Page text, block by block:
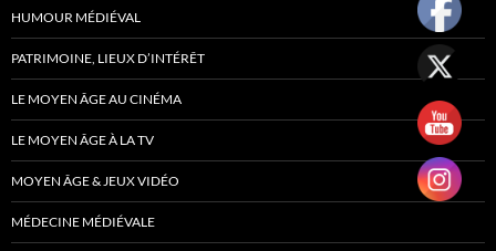
HUMOUR MÉDIÉVAL
PATRIMOINE, LIEUX D’INTÉRÊT
LE MOYEN ÂGE AU CINÉMA
LE MOYEN ÂGE À LA TV
MOYEN ÂGE & JEUX VIDÉO
MÉDECINE MÉDIÉVALE